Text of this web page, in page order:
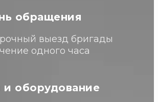
обращения
выезд бригады
одного часа
оборудование